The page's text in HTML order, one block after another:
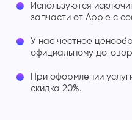
Используются
запчасти от Apple с
У нас честное
официальному
При оформлении
скидка 20%.